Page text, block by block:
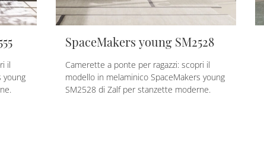
il
young
SpaceMakers young SM2528
Camerette a ponte per ragazzi: scopri il
modello in melaminico SpaceMakers young
SM2528 di Zalf per stanzette moderne.